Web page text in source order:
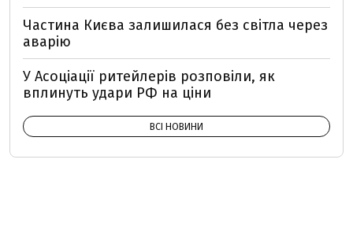
Частина Києва залишилася без світла через
аварію
У Асоціації ритейлерів розповіли, як
вплинуть удари РФ на ціни
ВСІ НОВИНИ